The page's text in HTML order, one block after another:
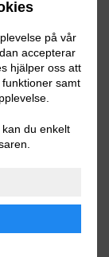
på vår
accepterar
hjälper oss att
samt
du enkelt